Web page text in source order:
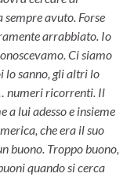
sempre avuto. Forse
arrabbiato. Io
Ci siamo
lo sanno, gli altri lo
numeri ricorrenti. Il
a lui adesso e insieme
che era il suo
buono. Troppo buono,
quando si cerca